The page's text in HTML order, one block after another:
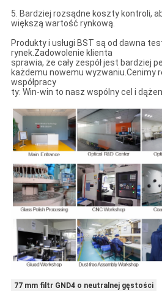
5. Bardziej rozsądne koszty kontroli,
większą wartość rynkową.
Produkty i usługi BST są od dawna
rynek.Zadowolenie klienta
sprawia, że ​​cały zespół jest bardziej
każdemu nowemu wyzwaniu.Cenimy
współpracy
ty: Win-win to nasz wspólny cel i
77 mm filtr GND4 o neutralnej gęstości